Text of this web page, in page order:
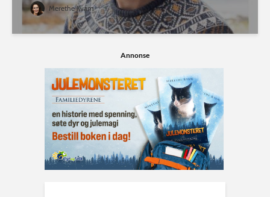
Merethe Kvam
Annonse